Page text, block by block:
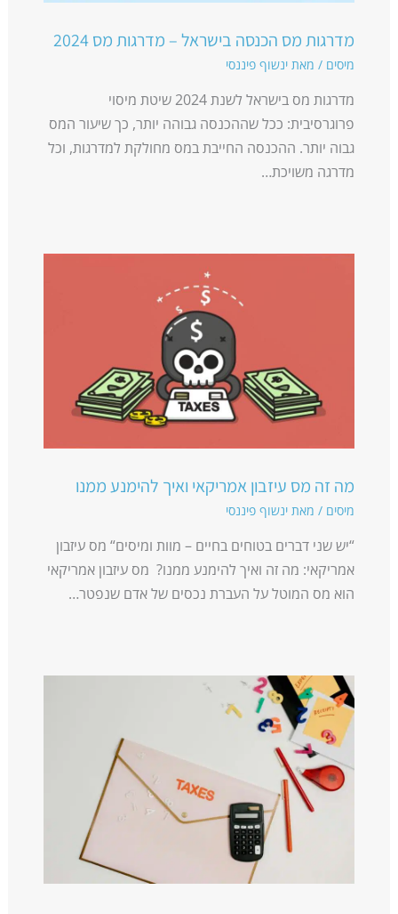
מדרגות מס הכנסה בישראל – מדרגות מס 2024
מיסים / מאת ינשוף פיננסי
מדרגות מס בישראל לשנת 2024 שיטת מיסוי
פרוגרסיבית: ככל שההכנסה גבוהה יותר, כך שיעור המס
גבוה יותר. ההכנסה החייבת במס מחולקת למדרגות, וכל
מדרגה משויכת…
מה זה מס עיזבון אמריקאי ואיך להימנע ממנו
מיסים / מאת ינשוף פיננסי
“יש שני דברים בטוחים בחיים – מוות ומיסים“ מס עיזבון
אמריקאי: מה זה ואיך להימנע ממנו? מס עיזבון אמריקאי
הוא מס המוטל על העברת נכסים של אדם שנפטר…